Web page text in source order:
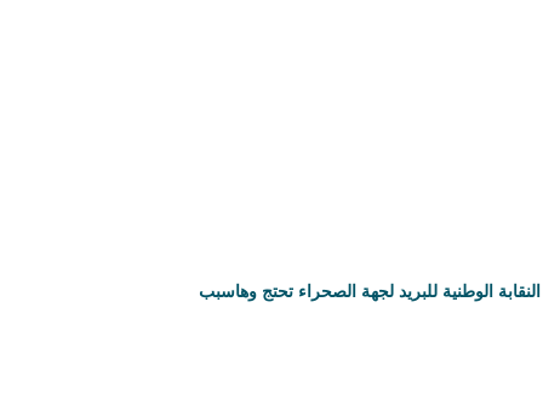
النقابة الوطنية للبريد لجهة الصحراء تحتج وهاسبب